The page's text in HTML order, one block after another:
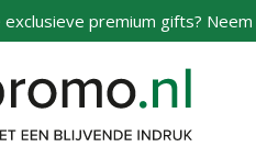
exclusieve premium gifts?